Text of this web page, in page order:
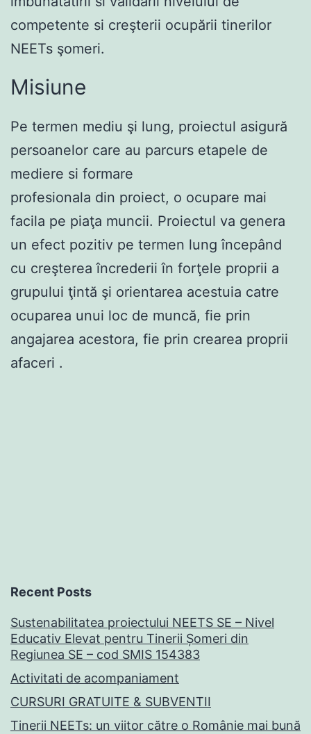
competente si creşterii ocupării tinerilor
NEETs şomeri.
Misiune
Pe termen mediu şi lung, proiectul asigură
persoanelor care au parcurs etapele de
mediere si formare
profesionala din proiect, o ocupare mai
facila pe piaţa muncii. Proiectul va genera
un efect pozitiv pe termen lung începând
cu creşterea încrederii în forţele proprii a
grupului ţintă şi orientarea acestuia catre
ocuparea unui loc de muncă, fie prin
angajarea acestora, fie prin crearea proprii
afaceri .
Recent Posts
Sustenabilitatea proiectului NEETS SE – Nivel
Educativ Elevat pentru Tinerii Șomeri din
Regiunea SE – cod SMIS 154383
Activitati de acompaniament
CURSURI GRATUITE & SUBVENTII
Tinerii NEETs: un viitor către o Românie mai bună